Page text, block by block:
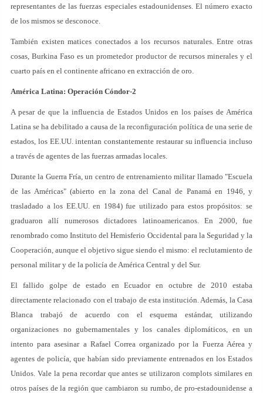
representantes de las fuerzas especiales estadounidenses. El número exacto
de los mismos se desconoce.
También existen matices conectados a los recursos naturales. Entre otras
cosas, Burkina Faso es un prometedor productor de recursos minerales y el
cuarto país en el continente africano en extracción de oro.
América Latina: Operación Cóndor-2
A pesar de que la influencia de Estados Unidos en los países de América
Latina se ha debilitado a causa de la reconfiguración política de una serie de
estados, los EE.UU. intentan constantemente restaurar su influencia incluso
a través de agentes de las fuerzas armadas locales.
Durante la Guerra Fría, un centro de entrenamiento militar llamado "Escuela
de las Américas" (abierto en la zona del Canal de Panamá en 1946, y
trasladado a los EE.UU. en 1984) fue utilizado para estos propósitos: se
graduaron allí numerosos dictadores latinoamericanos. En 2000, fue
renombrado como Instituto del Hemisferio Occidental para la Seguridad y la
Cooperación, aunque el objetivo sigue siendo el mismo: el reclutamiento de
personal militar y de la policía de América Central y del Sur.
El fallido golpe de estado en Ecuador en octubre de 2010 estaba
directamente relacionado con el trabajo de esta institución. Además, la Casa
Blanca trabajó de acuerdo con el esquema estándar, utilizando
organizaciones no gubernamentales y los canales diplomáticos, en un
intento para asesinar a Rafael Correa organizado por la Fuerza Aérea y
agentes de policía, que habían sido previamente entrenados en los Estados
Unidos. Vale la pena recordar que antes se utilizaron complots similares en
otros países de la región que cambiaron su rumbo, de pro-estadounidense a